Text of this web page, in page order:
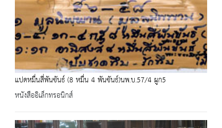
แปดหมื่นสี่พันขันธ์ (8 หมื่น 4 พันขันธ์)นพ.บ.57/4 ผูก5
หนังสืออิเล็กทรอนิกส์